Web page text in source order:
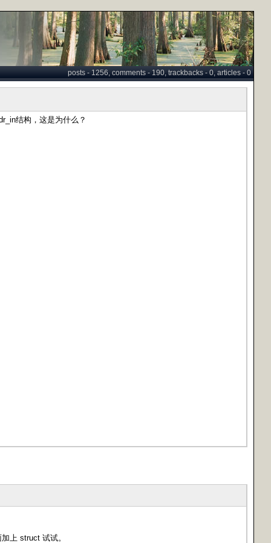
posts - 1256, comments - 190, trackbacks - 0, articles - 0
结构，这是为什么？
上 struct 试试。